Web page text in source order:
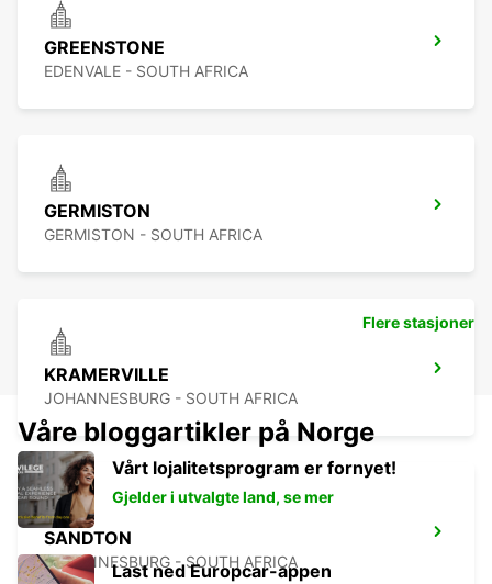
GREENSTONE
EDENVALE - SOUTH AFRICA
GERMISTON
GERMISTON - SOUTH AFRICA
KRAMERVILLE
JOHANNESBURG - SOUTH AFRICA
SANDTON
JOHANNESBURG - SOUTH AFRICA
Flere stasjoner
Våre bloggartikler på Norge
Vårt lojalitetsprogram er fornyet!
Gjelder i utvalgte land, se mer
Last ned Europcar-appen